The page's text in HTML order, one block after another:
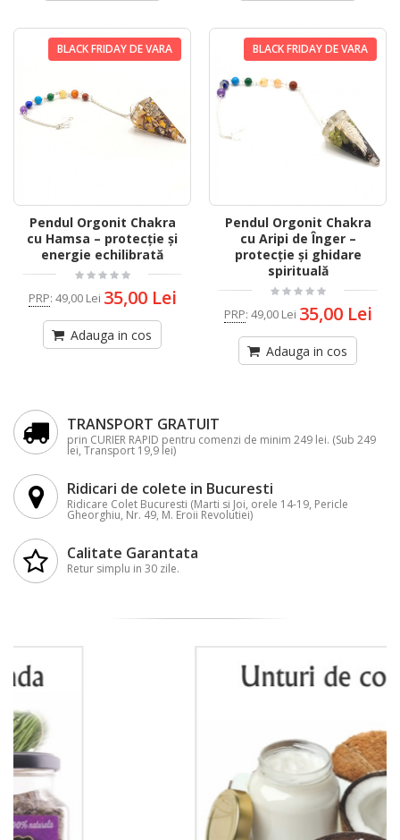
BLACK FRIDAY DE VARA
Pendul Orgonit Chakra
cu Hamsa – protecție și
energie echilibrată
PRP: 49,00 Lei 35,00 Lei
Adauga in cos
BLACK FRIDAY DE VARA
Pendul Orgonit Chakra
cu Aripi de Înger –
protecție și ghidare
spirituală
PRP: 49,00 Lei 35,00 Lei
Adauga in cos
TRANSPORT GRATUIT
prin CURIER RAPID pentru comenzi de minim 249 lei. (Sub 249
lei, Transport 19,9 lei)
Ridicari de colete in Bucuresti
Ridicare Colet Bucuresti (Marti si Joi, orele 14-19, Pericle
Gheorghiu, Nr. 49, M. Eroii Revolutiei)
Calitate Garantata
Retur simplu in 30 zile.